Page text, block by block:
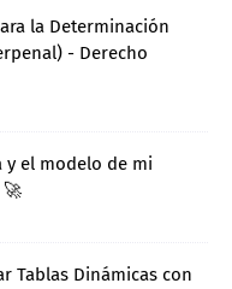
la Determinación
- Derecho
y el modelo de mi
🚀
Tablas Dinámicas con